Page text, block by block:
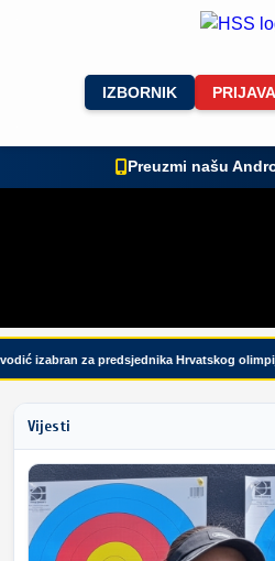
IZBORNIK PRIJAVA
Preuzmi našu
izabran za predsjednika Hrvatskog
Vijesti